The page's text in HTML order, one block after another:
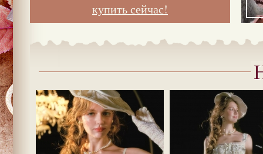
купить сейчас!